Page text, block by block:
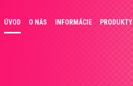
ÚVOD O NÁS INFORMÁCIE PRODUKTY